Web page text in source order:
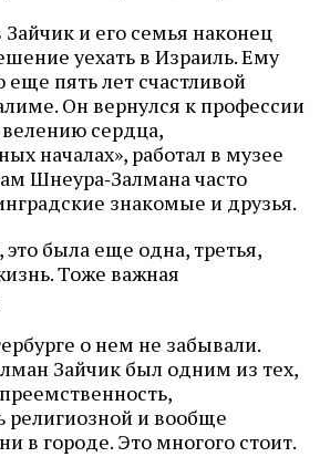
Зайчик и его семья наконец
уехать в Израиль. Ему
пять лет счастливой
Он вернулся к профессии
сердца,
началах», работал в музее
Шнеура‑Залмана часто
знакомые и друзья.
была еще одна, третья,
Тоже важная
о нем не забывали.
Зайчик был одним из тех,
религиозной и вообще
в городе. Это многого стоит.